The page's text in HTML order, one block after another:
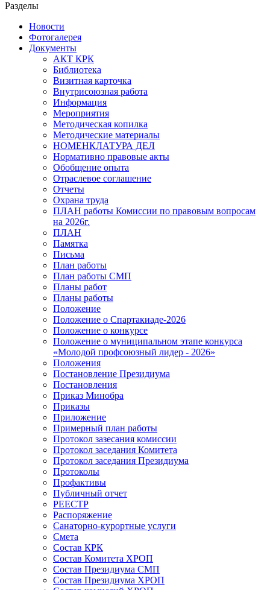
Разделы
Новости
Фотогалерея
Документы
АКТ КРК
Библиотека
Визитная карточка
Внутрисоюзная работа
Информация
Мероприятия
Методическая копилка
Методические материалы
НОМЕНКЛАТУРА ДЕЛ
Нормативно правовые акты
Обобщение опыта
Отраслевое соглашение
Отчеты
Охрана труда
ПЛАН работы Комиссии по правовым вопросам
на 2026г.
ПЛАН
Памятка
Письма
План работы
План работы СМП
Планы работ
Планы работы
Положение
Положение о Спартакиаде-2026
Положение о конкурсе
Положение о муниципальном этапе конкурса
«Молодой профсоюзный лидер - 2026»
Положения
Постановление Президиума
Постановления
Приказ Минобра
Приказы
Приложение
Примерный план работы
Протокол зазесания комиссии
Протокол заседания Комитета
Протокол заседания Президиума
Протоколы
Профактивы
Публичный отчет
РЕЕСТР
Распоряжение
Санаторно-курортные услуги
Смета
Состав КРК
Состав Комитета ХРОП
Состав Президиума СМП
Состав Президиума ХРОП